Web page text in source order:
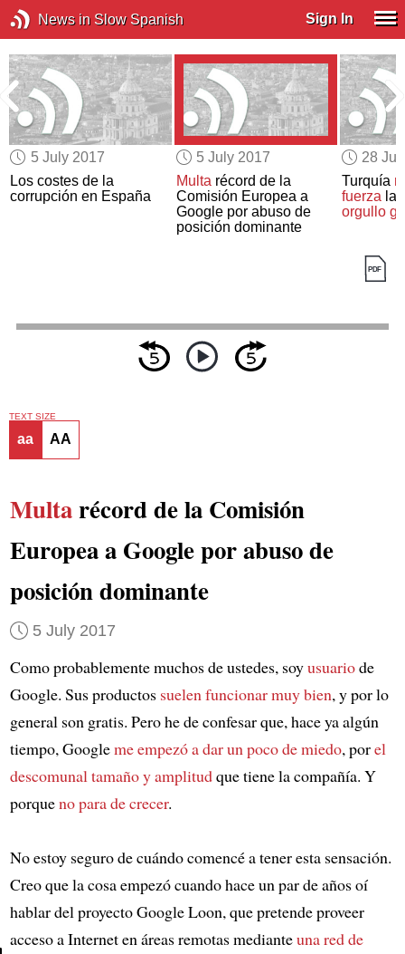
News in Slow Spanish Sign In
5 July 2017
Los costes de la
corrupción en España
5 July 2017
Multarécord de la
Comisión Europea a
Google por abuso de
posición dominante
28
Turquía
fuerzala
orgullo
TEXT SIZE
aa AA
Multarécord de la Comisión
Europea a Google por abuso de
posición dominante
5 July 2017
Como probablemente muchos de ustedes, soyusuariode
Google. Sus productos suelen funcionar muy bien, y por lo
general son gratis. Pero he de confesar que, hace ya algún
tiempo, Googleme empezó a dar un poco de miedo, porel
descomunal tamaño y amplitudque tiene la compañía. Y
porqueno para de crecer.
No estoy seguro de cuándo comencé a tener esta sensación.
Creo que la cosa empezó cuando hace un par de años oí
hablar del proyecto Google Loon, que pretende proveer
acceso a Internet en áreas remotas medianteuna red de